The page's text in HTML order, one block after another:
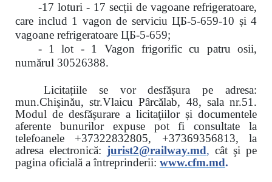
-17 loturi - 17 secții de vagoane refrigeratoare,
care includ 1 vagon de serviciu ЦБ-5-659-10 și 4
vagoane refrigeratoare ЦБ-5-659;
- 1 lot - 1 Vagon frigorific cu patru osii,
numărul 30526388.
Licitațiile se vor desfășura pe adresa:
mun.Chişinău, str.Vlaicu Pârcălab, 48, sala nr.51.
Modul de desfăşurare a licitaţiilor și documentele
aferente bunurilor expuse pot fi consultate la
telefoanele +37322832805, +37369356813, la
adresa electronică: jurist2@railway.md, cât şi pe
pagina oficială a întreprinderii: www.cfm.md.